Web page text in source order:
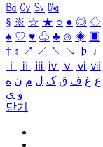
㏃ ㏉ ㏜ ㏆
§ ※ ☆ ★ ○ ● ◎ ◇
♠ ♡ ♥ ♧ ♣ ⊙ ◈ ▣
‡ ↕ ↗ ↙ ↖ ↘ ♭ ♩
ⅰ
ⅱ ⅲ ⅳ ⅴ ⅵ ⅶ
ع غ ف ق ک ل م ن ه
و ی
닫기